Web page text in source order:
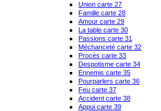
Union carte 27
Famille carte 28
Amour carte 29
La table carte 30
Passions carte 31
Méchanceté carte 32
Procès carte 33
Despotisme carte 34
Ennemis carte 35
Pourparlers carte 36
Feu carte 37
Accident carte 38
Appui carte 39